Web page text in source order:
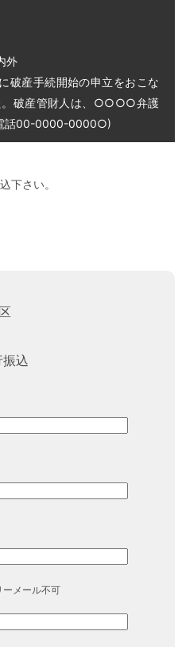
外
産手続開始の申立をおこな
。破産管財人は、○○○○弁護
00-0000-0000○)
下さい。
込
ーメール不可